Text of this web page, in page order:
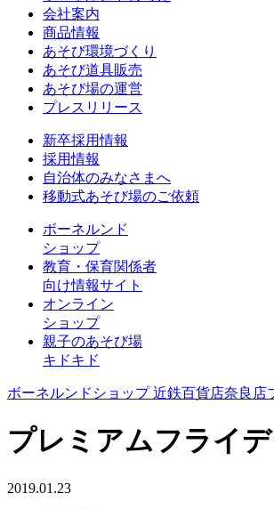
会社案内
商品情報
あそび環境づくり
あそび道具販売
あそび場の運営
プレスリリース
新卒採用情報
採用情報
自治体のみなさまへ
移動式あそび場のご依頼
ボーネルンド
ショップ
教育・保育関係者
向け情報サイト
オンライン
ショップ
親子のあそび場
キドキド
ボーネルンドショップ 近鉄百貨店奈良店
プレミアムフライ
2019.01.23